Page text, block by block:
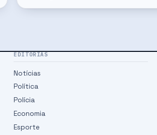
EDITORIAS
Notícias
Política
Polícia
Economia
Esporte